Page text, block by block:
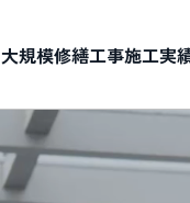
大規模修繕工事施工実